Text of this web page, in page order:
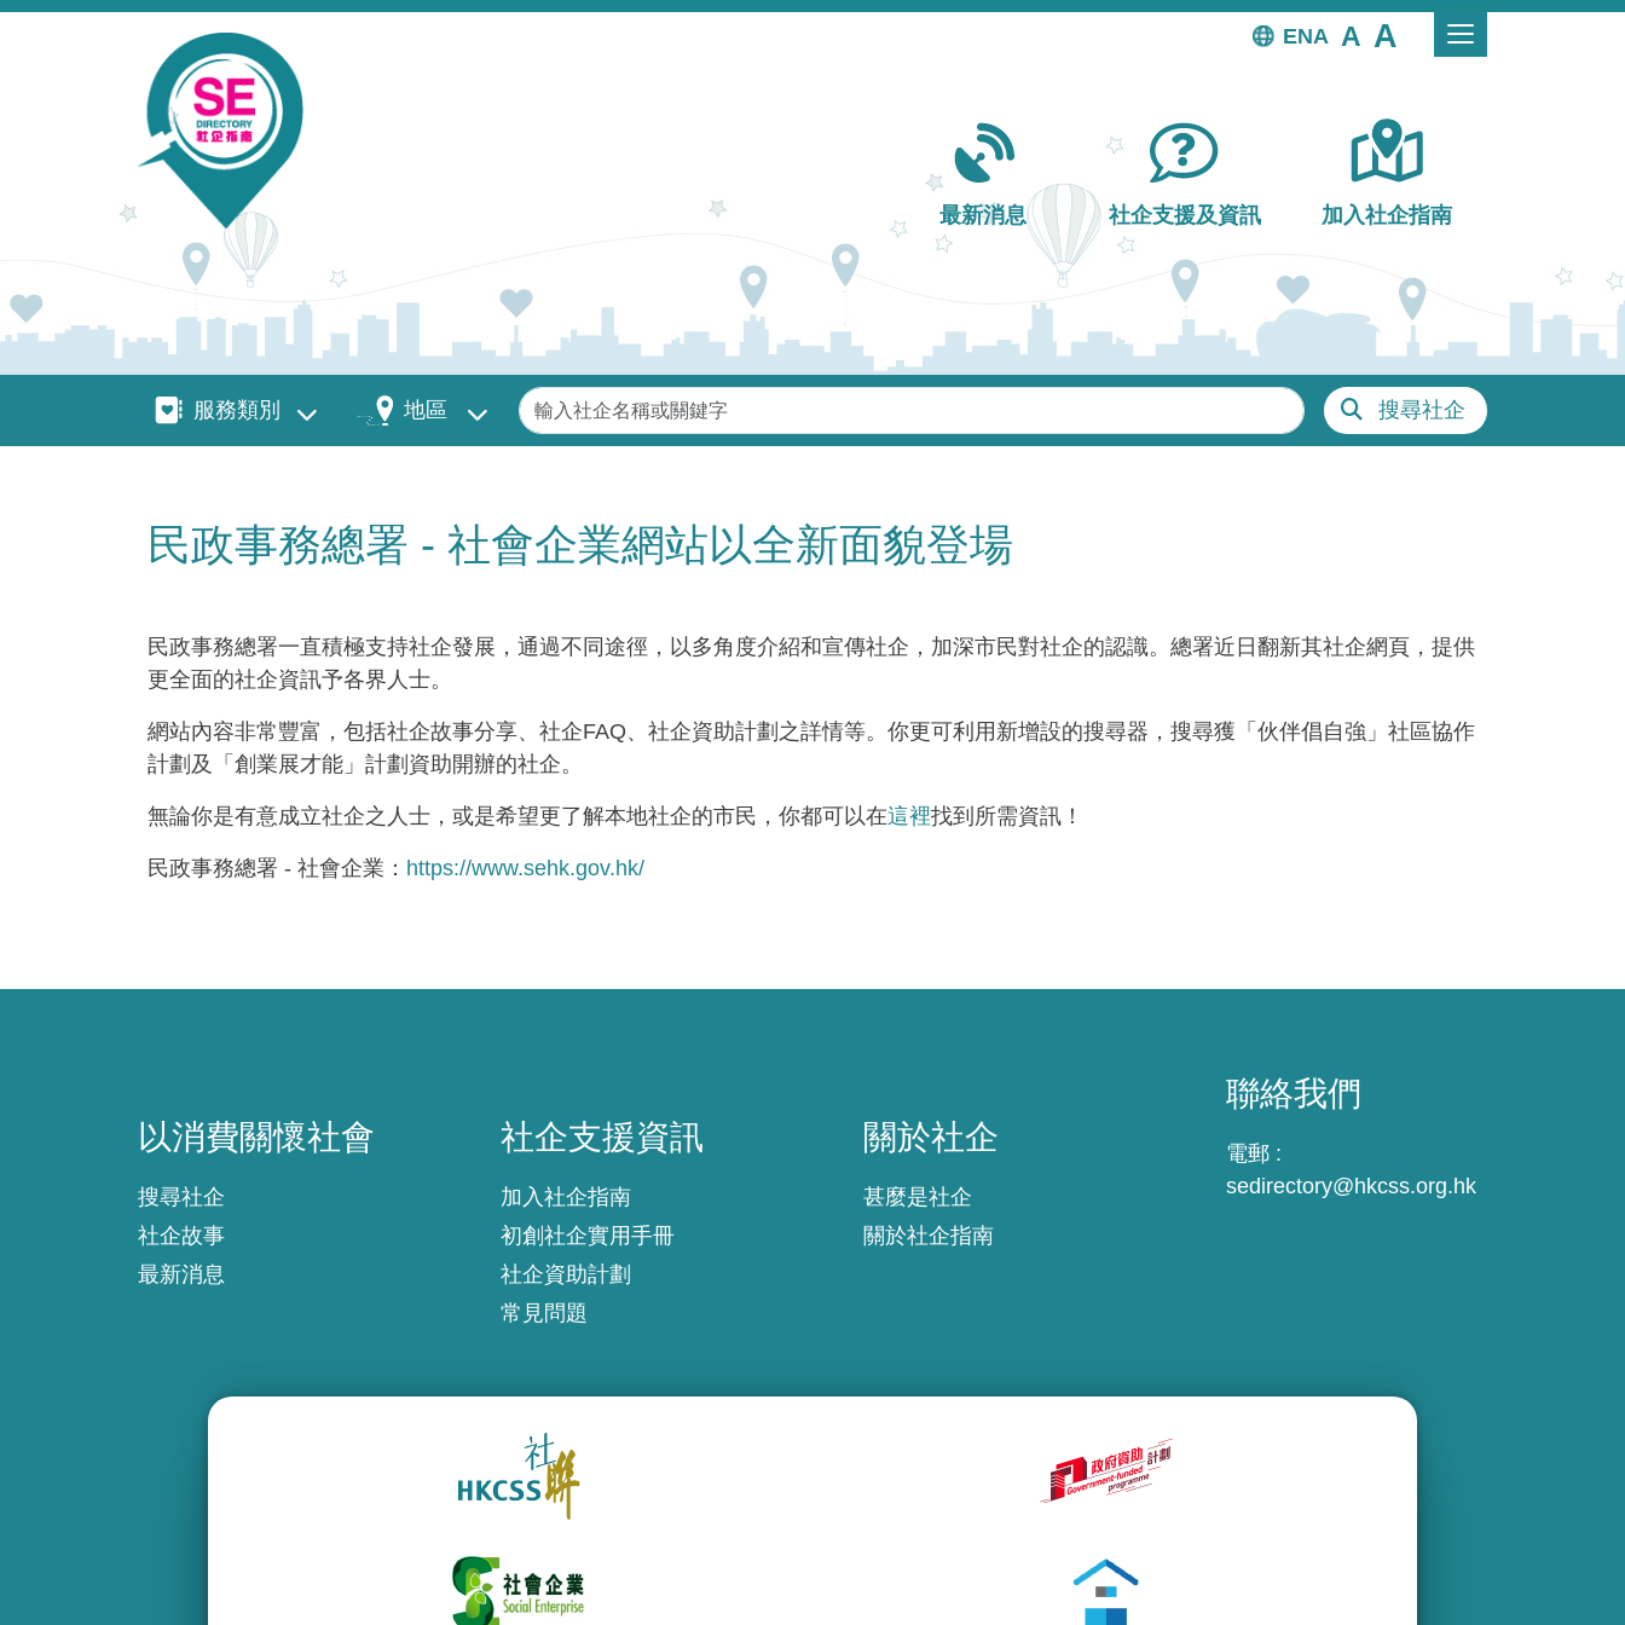
移至主內容
EN
Main navigation
最新消息 社企支援及資訊 加入社企指南
服務類別服務類別 地區 地區 關鍵字 搜尋社企
民政事務總署 - 社會企業網站以全新面貌登場
民政事務總署一直積極支持社企發展，通過不同途徑，以多角度介紹和宣傳社企，加深市民對社企的認識。總署近日翻新其社企網頁，提供
更全面的社企資訊予各界人士。
網站內容非常豐富，包括社企故事分享、社企FAQ、社企資助計劃之詳情等。你更可利用新增設的搜尋器，搜尋獲「伙伴倡自強」社區協作
計劃及「創業展才能」計劃資助開辦的社企。
無論你是有意成立社企之人士，或是希望更了解本地社企的市民，你都可以在這裡找到所需資訊！
民政事務總署 - 社會企業： https://www.sehk.gov.hk/
以消費關懷社會
搜尋社企
社企故事
最新消息
社企支援資訊
加入社企指南
初創社企實用手冊
社企資助計劃
常見問題
關於社企
甚麼是社企
關於社企指南
聯絡我們
電郵 :
sedirectory@hkcss.org.hk